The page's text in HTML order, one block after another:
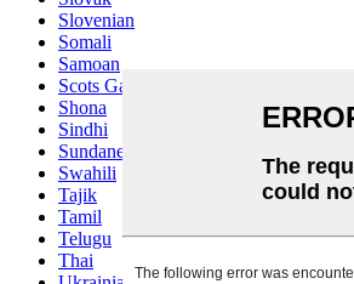
Slovenian
Somali
Samoan
Scots Gaelic
Shona
Sindhi
Sundanese
Swahili
Tajik
Tamil
Telugu
Thai